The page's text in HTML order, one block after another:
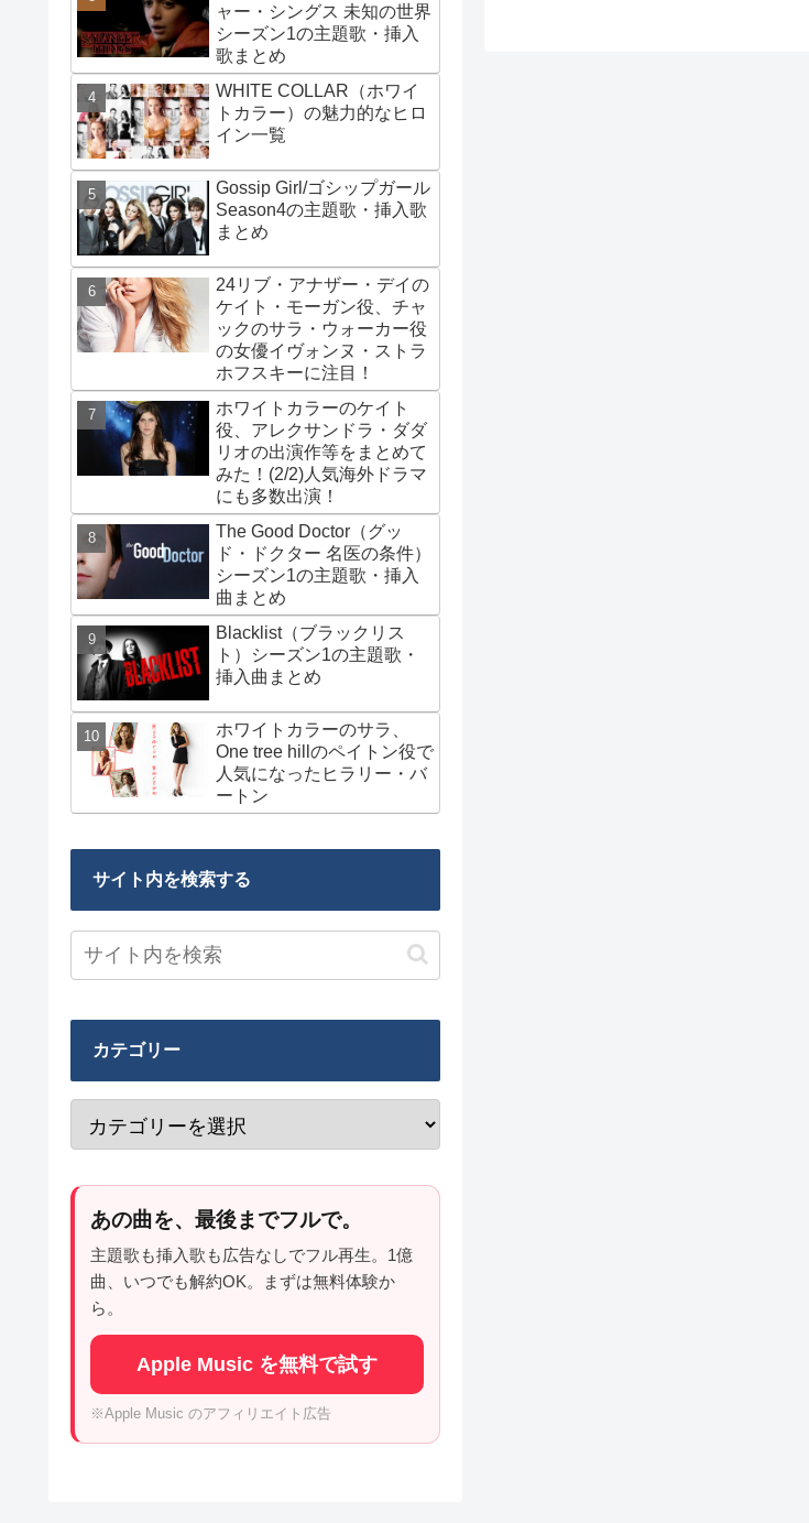
ャー・シングス 未知の世界
シーズン1の主題歌・挿入
歌まとめ
WHITE COLLAR（ホワイ
トカラー）の魅力的なヒロ
イン一覧
Gossip Girl/ゴシップガール
Season4の主題歌・挿入歌
まとめ
24リブ・アナザー・デイの
ケイト・モーガン役、チャ
ックのサラ・ウォーカー役
の女優イヴォンヌ・ストラ
ホフスキーに注目！
ホワイトカラーのケイト
役、アレクサンドラ・ダダ
リオの出演作等をまとめて
みた！(2/2)人気海外ドラマ
にも多数出演！
The Good Doctor（グッ
ド・ドクター 名医の条件）
シーズン1の主題歌・挿入
曲まとめ
Blacklist（ブラックリス
ト）シーズン1の主題歌・
挿入曲まとめ
ホワイトカラーのサラ、
One tree hillのペイトン役で
人気になったヒラリー・バ
ートン
サイト内を検索する
カテゴリー
あの曲を、最後までフルで。
主題歌も挿入歌も広告なしでフル再生。1億
曲、いつでも解約OK。まずは無料体験か
ら。
Apple Music を無料で試す
※Apple Music のアフィリエイト広告